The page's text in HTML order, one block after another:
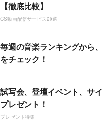
【徹底比較】
CS動画配信サービス20選
毎週の音楽ランキングから
をチェック！
試写会、登壇イベント、サ
プレゼント！
プレゼント特集